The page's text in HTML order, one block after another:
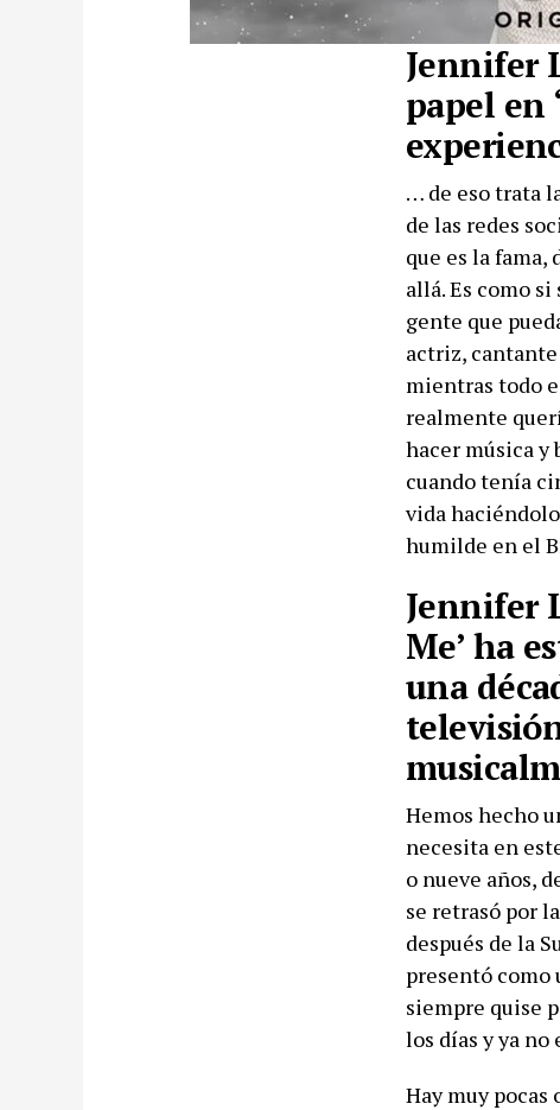
Jennifer
papel en
… de eso trata
de las redes
que es la fama,
allá. Es como
gente que
actriz,
mientras todo
realmente
hacer música y
cuando tenía
vida
humilde en el
Jennifer
Me’ ha
una
Hemos hecho
necesita en
o nueve años,
se retrasó por
después de la
presentó como
siempre quise
los días y ya no
Hay muy pocas